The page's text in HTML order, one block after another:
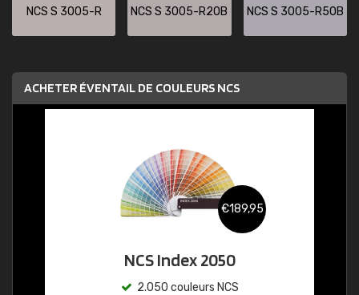
NCS S 3005-R NCS S 3005-R20B NCS S 3005-R50B
ACHETER ÉVENTAIL DE COULEURS NCS
€189,95
NCS Index 2050
2.050 couleurs NCS